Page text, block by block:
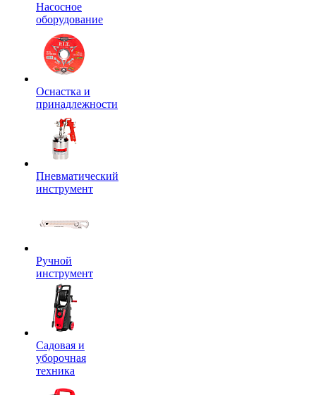
Насосное
оборудование
Оснастка и
принадлежности
Пневматический
инструмент
Ручной
инструмент
Садовая и
уборочная
техника